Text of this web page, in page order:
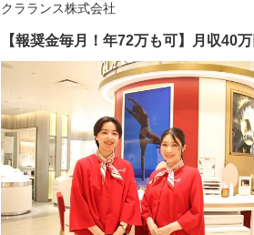
クラランス株式会社
【報奨金毎月！年72万も可】月収40